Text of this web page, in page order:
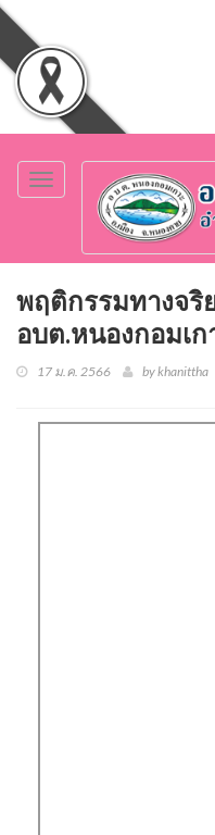
Toggle
navigation
พฤติกรรมทางจริ
อบต.หนองกอมเ
17 ม.ค. 2566 by khanittha